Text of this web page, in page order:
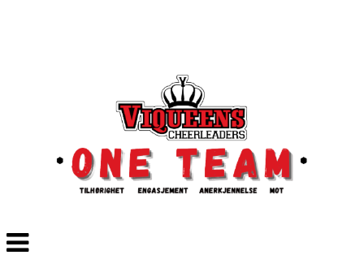
Veksle
navigasjon